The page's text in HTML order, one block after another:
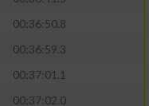
00:36:50.8
00:36:59.3
00:37:01.1
00:37:02.0